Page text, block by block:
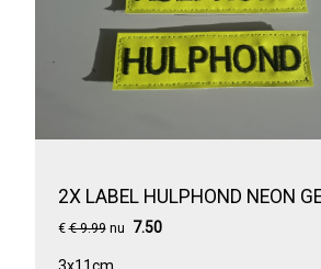
2X LABEL HULPHOND NEON
€€ 9.99nu 7.50